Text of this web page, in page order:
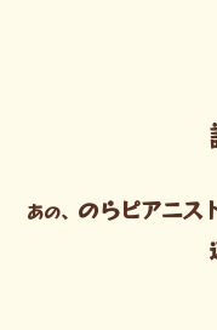
あの、 のらピアニス